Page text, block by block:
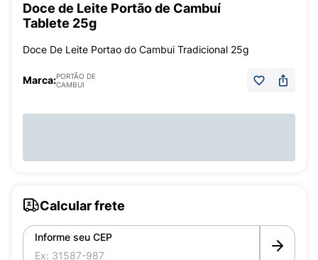
Doce de Leite Portão de Cambuí
Tablete 25g
Doce De Leite Portao do Cambui Tradicional 25g
Marca:PORTÃO DE
CAMBUI
Calcular frete
Informe seu CEP